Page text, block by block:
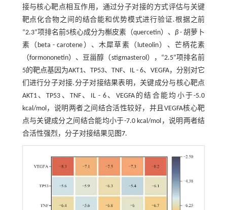
接与核心靶点相互作用，通过分子对接的方式评估与关键
靶点化合物之间的结合能和优势模式进行验证.根据之前
“2.3”项排名前5核心成分为槲皮素（quercetin）、β - 胡萝卜
素（beta - carotene）、木犀草素（luteolin）、芒柄花素
（formononetin）、豆甾醇（stigmasterol），“2.5”项排名前
5的靶点基因为AKT1、TP53、TNF、IL - 6、VEGFA，分别对它
们进行分子对接.分子对接结果表明，关键成分与核心靶点
AKT1、TP53、TNF、IL - 6、VEGFA的结合能均小于-5.0
kcal/mol，说明两者之间结合活性较好，并且VEGFA核心靶
点与关键成分之间结合能均小于-7.0 kcal/mol，说明两者结
合活性强烈，分子对接结果见图7.